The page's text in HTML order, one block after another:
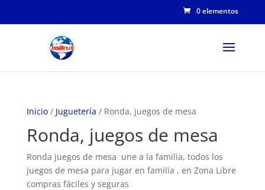
0 elementos
Inicio/ Juguetería / Ronda, juegos de mesa
Ronda, juegos de mesa
Ronda juegos de mesa une a la familia, todos los
juegos de mesa para jugar en familia , en Zona Libre
compras fáciles y seguras